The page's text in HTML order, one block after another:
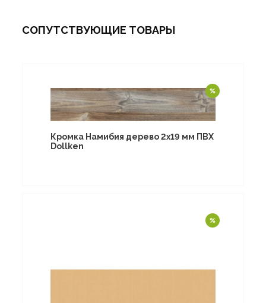
СОПУТСТВУЮЩИЕ ТОВАРЫ
Кромка Намибия дерево 2х19 мм ПВХ
Dollken